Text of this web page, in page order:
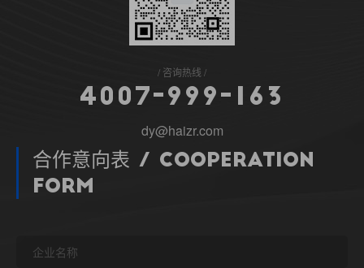
咨询热线
4 0 0 7- 9 9 9 - 6 3
dy@haizr.com
合作意向表 / Cooperation
Form